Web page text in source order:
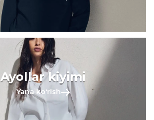
Ayollar kiyimi
Yana koʻrish